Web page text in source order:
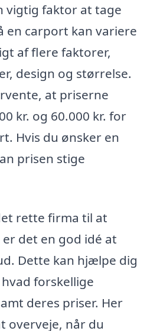
vigtig faktor at tage
en carport kan variere
af flere faktorer,
design og størrelse.
at priserne
kr. og 60.000 kr. for
Hvis du ønsker en
prisen stige
rette firma til at
det en god idé at
Dette kan hjælpe dig
forskellige
deres priser. Her
overveje, når du